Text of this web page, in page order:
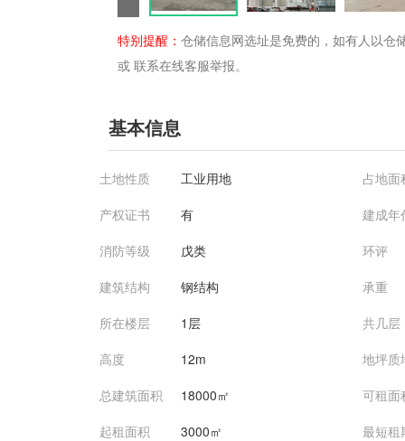
特别提醒： 仓储信息网选址是免费的，如有人以仓
或 联系在线客服举报。
基本信息
土地性质 工业用地
占地面
产权证书
有
建成年
消防等级
戊类
环评
建筑结构
钢结构
承重
所在楼层
1层
共几层
高度
12m
地坪质
总建筑面积
18000㎡
可租面
起租面积
3000㎡
最短租